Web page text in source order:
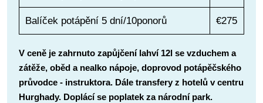
Balíček potápění 5 dní/10ponorů €275
V ceně je zahrnuto zapůjčení lahví 12l se vzduchem a
zátěže, oběd a nealko nápoje, doprovod potápěčského
průvodce - instruktora. Dále transfery z hotelů v centru
Hurghady. Doplácí se poplatek za národní park.